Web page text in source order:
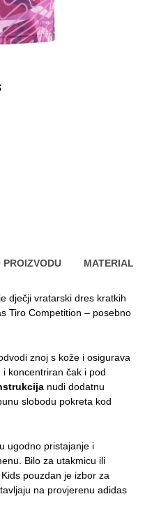
PROIZVODU MATERIAL
je dječji vratarski dres kratkih
Tiro Competition – posebno
znoj s kože i osigurava
koncentriran čak i pod
nudi dodatnu
slobodu pokreta kod
ugodno pristajanje i
Bilo za utakmicu ili
pouzdan je izbor za
na provjerenu adidas